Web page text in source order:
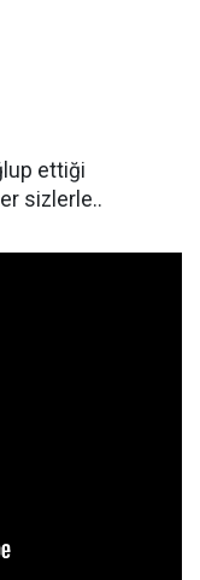
ettiği
sizlerle..